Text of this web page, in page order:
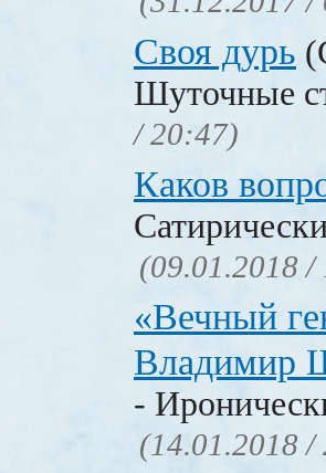
Своя дурь
Шуточные
/ 20:47)
Каков
(09.01.2018 /
«Вечный
Владимир
-
(14.01.2018 /